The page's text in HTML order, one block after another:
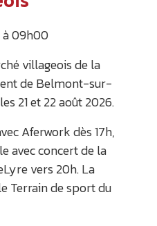
à 09h00
villageois de la
de Belmont-sur-
21 et 22 août 2026.
Aferwork dès 17h,
avec concert de la
vers 20h. La
Terrain de sport du